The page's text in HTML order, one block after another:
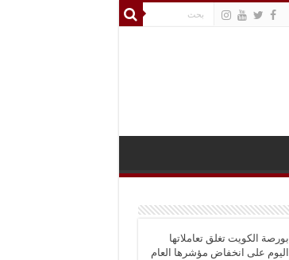
بورصة الكويت تغلق تعاملاتها
اليوم على انخفاض مؤشرها العام